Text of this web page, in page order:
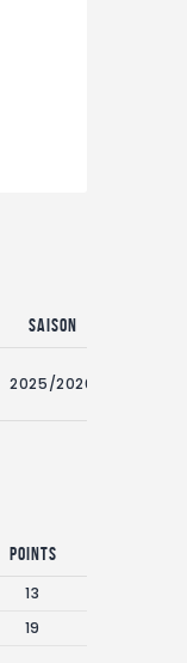
Saison
2025/2026
Points
13
19